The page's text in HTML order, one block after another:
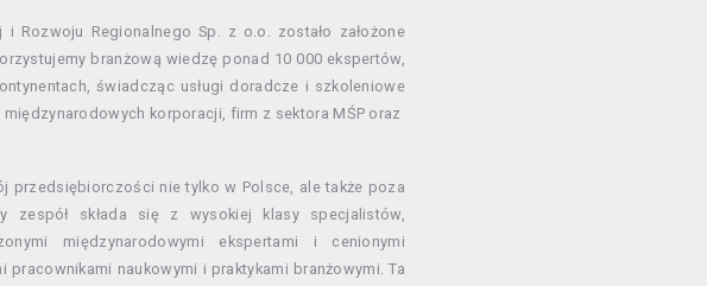
i Rozwoju Regionalnego Sp. z o.o. zostało założone
branżową wiedzę ponad 10 000 ekspertów,
świadcząc usługi doradcze i szkoleniowe
korporacji, firm z sektora MŚP oraz
przedsiębiorczości nie tylko w Polsce, ale także poza
zespół składa się z wysokiej klasy specjalistów,
międzynarodowymi ekspertami i cenionymi
naukowymi i praktykami branżowymi. Ta